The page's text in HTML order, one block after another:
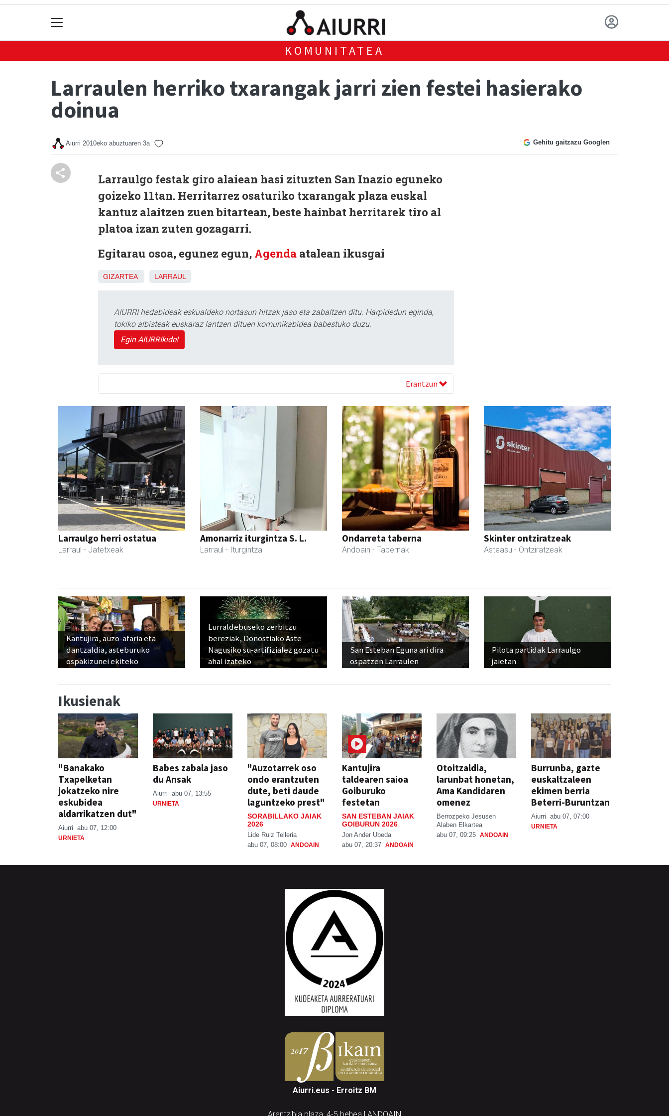
KOMUNITATEA
Larraulen herriko txarangak jarri zien festei hasierako
doinua
Aiurri 2010eko abuztuaren 3a Gehitu gaitzazu Googlen
Larraulgo festak giro alaiean hasi zituzten San Inazio eguneko
goizeko 11tan. Herritarrez osaturiko txarangak plaza euskal
kantuz alaitzen zuen bitartean, beste hainbat herritarek tiro al
platoa izan zuten gozagarri.
Egitarau osoa, egunez egun, Agenda atalean ikusgai
GIZARTEA LARRAUL
AIURRI hedabideak eskualdeko nortasun hitzak jaso eta zabaltzen ditu. Harpidedun eginda,
tokiko albisteak euskaraz lantzen dituen komunikabidea babestuko duzu.
Egin AIURRIkide!
Erantzun
Larraulgo herri ostatua
Larraul - Jatetxeak
Amonarriz iturgintza S. L.
Larraul - Iturgintza
Ondarreta taberna
Andoain - Tabernak
Skinter ontziratzeak
Asteasu - Ontziratzeak
Kantujira, auzo-afaria eta
dantzaldia, asteburuko
ospakizunei ekiteko
Lurraldebuseko zerbitzu
bereziak, Donostiako Aste
Nagusiko su-artifizialez gozatu
ahal izateko
San Esteban Eguna ari dira
ospatzen Larraulen
Pilota partidak Larraulgo
jaietan
Ikusienak
"Banakako
Txapelketan
jokatzeko nire
eskubidea
aldarrikatzen dut"
Aiurri abu 07, 12:00
URNIETA
Babes zabala jaso
du Ansak
Aiurri abu 07, 13:55
URNIETA
"Auzotarrek oso
ondo erantzuten
dute, beti daude
laguntzeko prest"
SORABILLAKO JAIAK
2026
Lide Ruiz Telleria
abu 07, 08:00 ANDOAIN
Kantujira
taldearen saioa
Goiburuko
festetan
SAN ESTEBAN JAIAK
GOIBURUN 2026
Jon Ander Ubeda
abu 07, 20:37 ANDOAIN
Otoitzaldia,
larunbat honetan,
Ama Kandidaren
omenez
Berrozpeko Jesusen
Alaben Elkartea
abu 07, 09:25 ANDOAIN
Burrunba, gazte
euskaltzaleen
ekimen berria
Beterri-Buruntzan
Aiurri abu 07, 07:00
URNIETA
Aiurri.eus - Erroitz BM